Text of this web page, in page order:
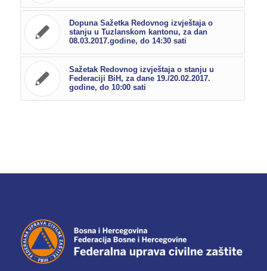
Dopuna Sažetka Redovnog izvještaja o
stanju u Tuzlanskom kantonu, za dan
08.03.2017.godine, do 14:30 sati
Sažetak Redovnog izvještaja o stanju u
Federaciji BiH, za dane 19./20.02.2017.
godine, do 10:00 sati